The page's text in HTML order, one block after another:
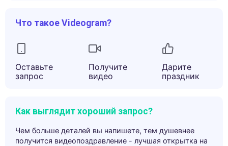
Что такое Videogram?
Оставьте
запрос
Получите
видео
Дарите
праздник
Как выглядит хороший запрос?
Чем больше деталей вы напишете, тем душевнее
получится видеопоздравление - лучшая открытка на